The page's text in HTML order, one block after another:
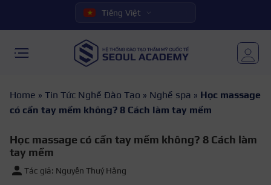
Tiếng Việt
Home » Tin Tức Nghề Đào Tạo » Nghề spa » Học massage
có cần tay mềm không? 8 Cách làm tay mềm
Học massage có cần tay mềm không? 8 Cách làm
tay mềm
Tác giả: Nguyễn Thuý Hằng